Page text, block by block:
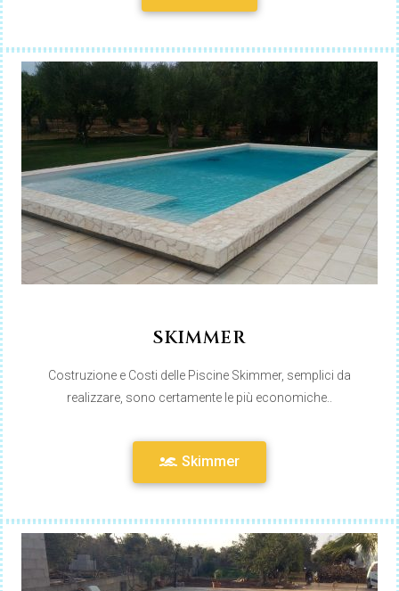
SKIMMER
Costruzione e Costi delle Piscine Skimmer, semplici da
realizzare, sono certamente le più economiche..
Skimmer